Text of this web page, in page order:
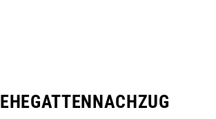
EHEGATTENNACHZUG